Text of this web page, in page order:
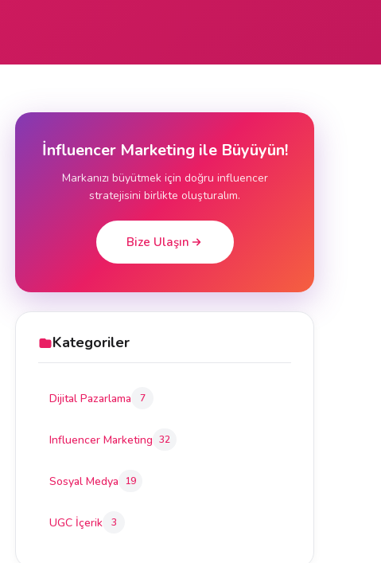
İnfluencer Marketing ile Büyüyün!
Markanızı büyütmek için doğru influencer
stratejisini birlikte oluşturalım.
Bize Ulaşın
Kategoriler
Dijital Pazarlama 7
Influencer Marketing 32
Sosyal Medya 19
UGC İçerik 3